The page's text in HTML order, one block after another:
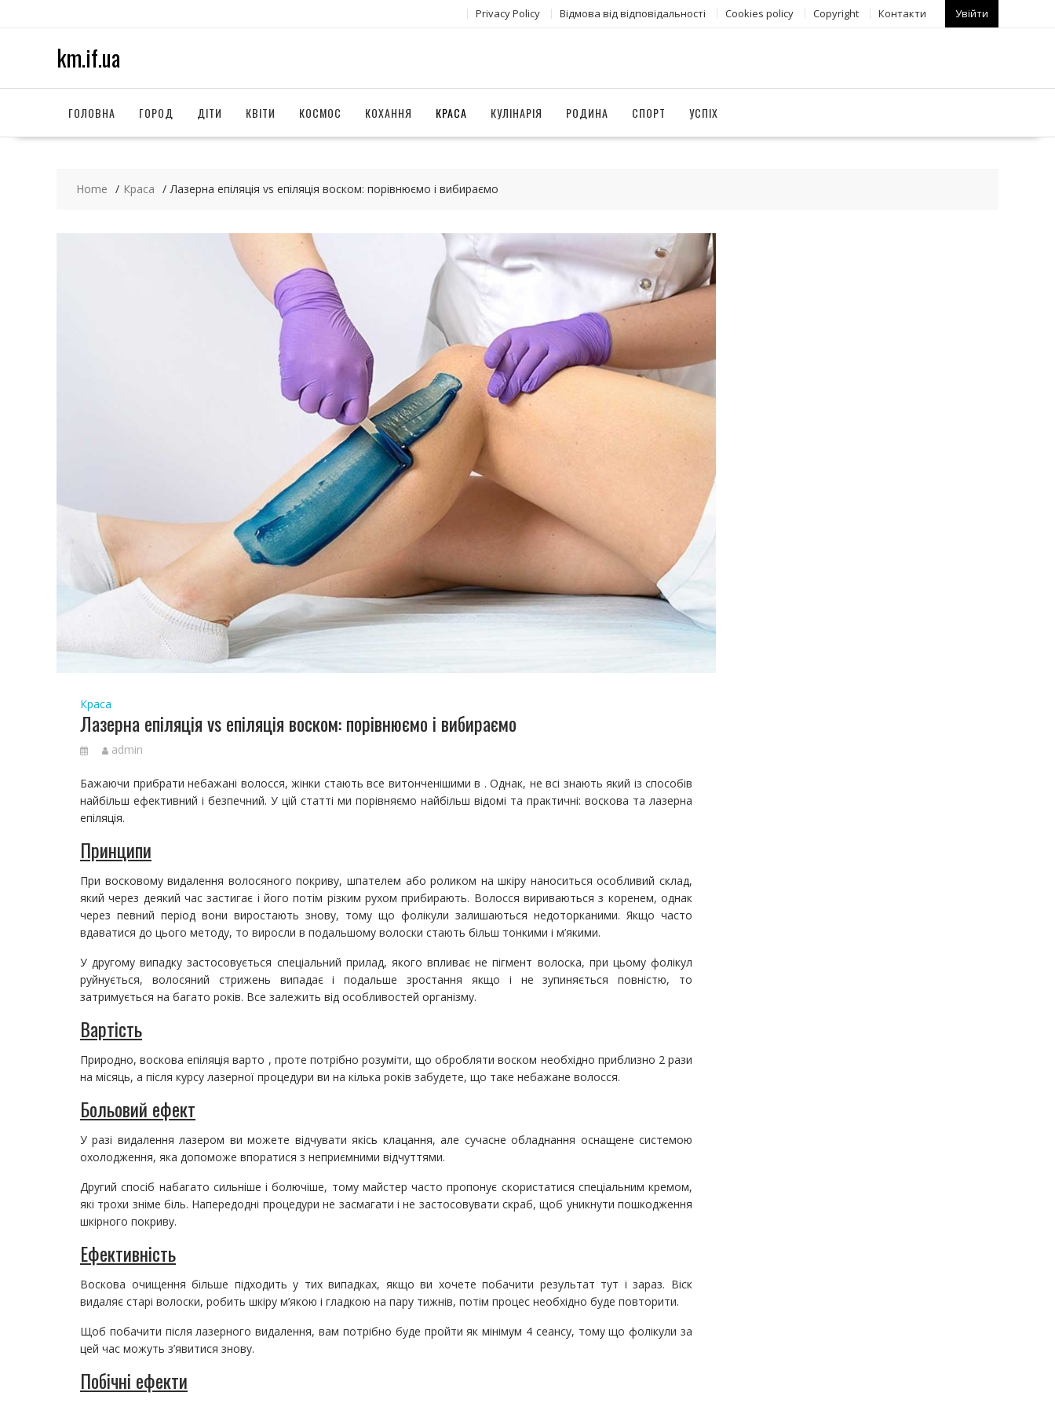
Privacy Policy Відмова від відповідальності Сookies policy Copyright Контакти Увійти
km.if.ua
ГОЛОВНА ГОРОД ДІТИ КВІТИ КОСМОС КОХАННЯ КРАСА КУЛІНАРІЯ РОДИНА СПОРТ УСПІХ
Home Краса Лазерна епіляція vs епіляція воском: порівнюємо і вибираємо
Краса
Лазерна епіляція vs епіляція воском: порівнюємо і вибираємо
admin
Бажаючи прибрати небажані волосся, жінки стають все витонченішими в . Однак, не всі знають який із способів
найбільш ефективний і безпечний. У цій статті ми порівняємо найбільш відомі та практичні: воскова та лазерна
епіляція.
Принципи
При восковому видалення волосяного покриву, шпателем або роликом на шкіру наноситься особливий склад,
який через деякий час застигає і його потім різким рухом прибирають. Волосся вириваються з коренем, однак
через певний період вони виростають знову, тому що фолікули залишаються недоторканими. Якщо часто
вдаватися до цього методу, то виросли в подальшому волоски стають більш тонкими і м’якими.
У другому випадку застосовується спеціальний прилад, якого впливає не пігмент волоска, при цьому фолікул
руйнується, волосяний стрижень випадає і подальше зростання якщо і не зупиняється повністю, то
затримується на багато років. Все залежить від особливостей організму.
Вартість
Природно, воскова епіляція варто , проте потрібно розуміти, що обробляти воском необхідно приблизно 2 рази
на місяць, а після курсу лазерної процедури ви на кілька років забудете, що таке небажане волосся.
Больовий ефект
У разі видалення лазером ви можете відчувати якісь клацання, але сучасне обладнання оснащене системою
охолодження, яка допоможе впоратися з неприємними відчуттями.
Другий спосіб набагато сильніше і болючіше, тому майстер часто пропонує скористатися спеціальним кремом,
які трохи зніме біль. Напередодні процедури не засмагати і не застосовувати скраб, щоб уникнути пошкодження
шкірного покриву.
Ефективність
Воскова очищення більше підходить у тих випадках, якщо ви хочете побачити результат тут і зараз. Віск
видаляє старі волоски, робить шкіру м’якою і гладкою на пару тижнів, потім процес необхідно буде повторити.
Щоб побачити після лазерного видалення, вам потрібно буде пройти як мінімум 4 сеансу, тому що фолікули за
цей час можуть з’явитися знову.
Побічні ефекти